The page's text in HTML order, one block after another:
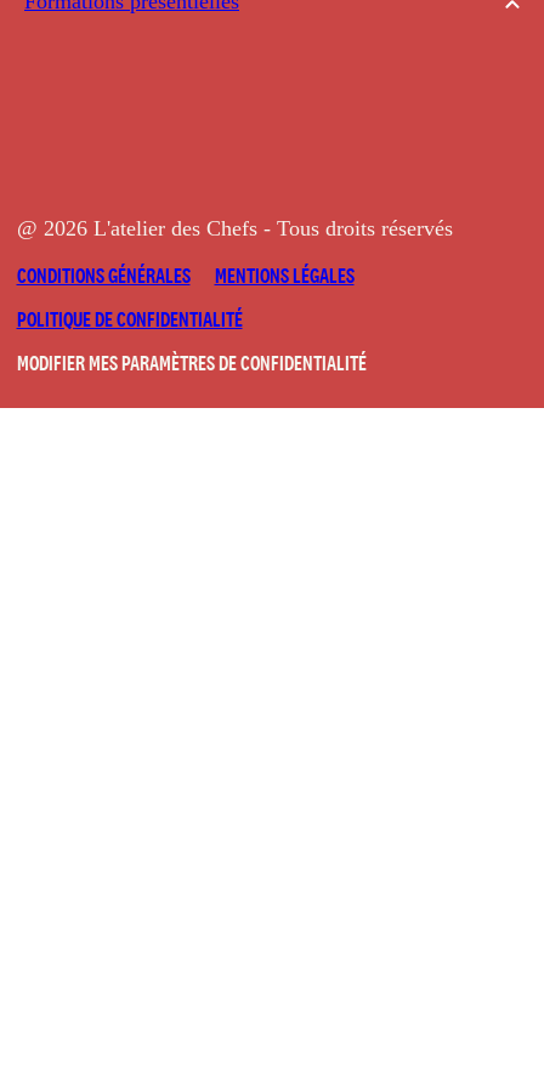
@ 2026 L'atelier des Chefs - Tous droits réservés
CONDITIONS GÉNÉRALES
MENTIONS LÉGALES
POLITIQUE DE CONFIDENTIALITÉ
MODIFIER MES PARAMÈTRES DE CONFIDENTIALITÉ